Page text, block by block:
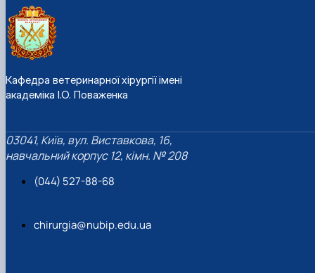
Кафедра ветеринарної хірургії імені
академіка І.О. Поваженка
03041, Київ, вул. Виставкова, 16,
навчальний корпус 12, кімн. № 208
(044) 527-88-68
chirurgia@nubip.edu.ua